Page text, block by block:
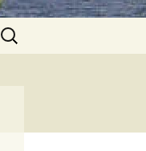
Buscar: